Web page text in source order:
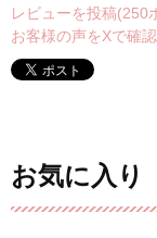
レビューを投稿(250
お客様の声をXで確
お気に入り